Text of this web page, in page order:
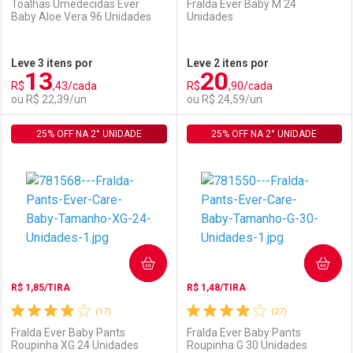
Comprar sem Desconto
Por R$ 17,59/cada
Comprar sem Desconto
Por R$ 17,59/cada
Comprar sem Desconto
Por R$ 15,99/cada
Comprar sem Desconto
Por R$ 15,99/cada
Toalhas Umedecidas Ever
Baby Aloe Vera 96 Unidades
Leve 3 itens por
R$13,43/cada
ou R$ 22,39/un
FECHAR
Laboratório
FECHAR
Por Menos
Fralda Ever Baby M 24
Unidades
Leve 2 itens por
R$20,90/cada
ou R$ 24,59/un
Laboratório
Por Menos
(17)
R$ 1,85/TIRA
Fralda Ever Baby Pants
Roupinha XG 24 Unidades
25% OFF NA 2° UNIDADE
COMPRAR
(27)
R$ 1,48/TIRA
Fralda Ever Baby Pants
Roupinha G 30 Unidades
25% OFF NA 2° UNIDADE
COMPRAR